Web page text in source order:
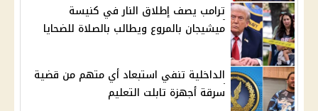
ترامب يصف إطلاق النار في كنيسة
ميشيجان بالمروع ويطالب بالصلاة للضحايا
الداخلية تنفي استبعاد أي متهم من قضية
سرقة أجهزة تابلت التعليم